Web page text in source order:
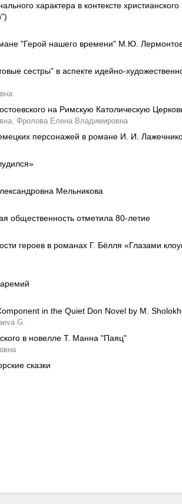
характера в контексте
"Герой нашего времени" М.Ю.
сестры" в аспекте идейно-
на Римскую Католическую
Фролова Елена Владимировна
персонажей в романе И. И.
Мельникова
общественность отметила 80-летие
героев в романах Г. Бёлля «Глазами
in the Quiet Don Novel by M.
G.
в новелле Т. Манна "Паяц"
сказки